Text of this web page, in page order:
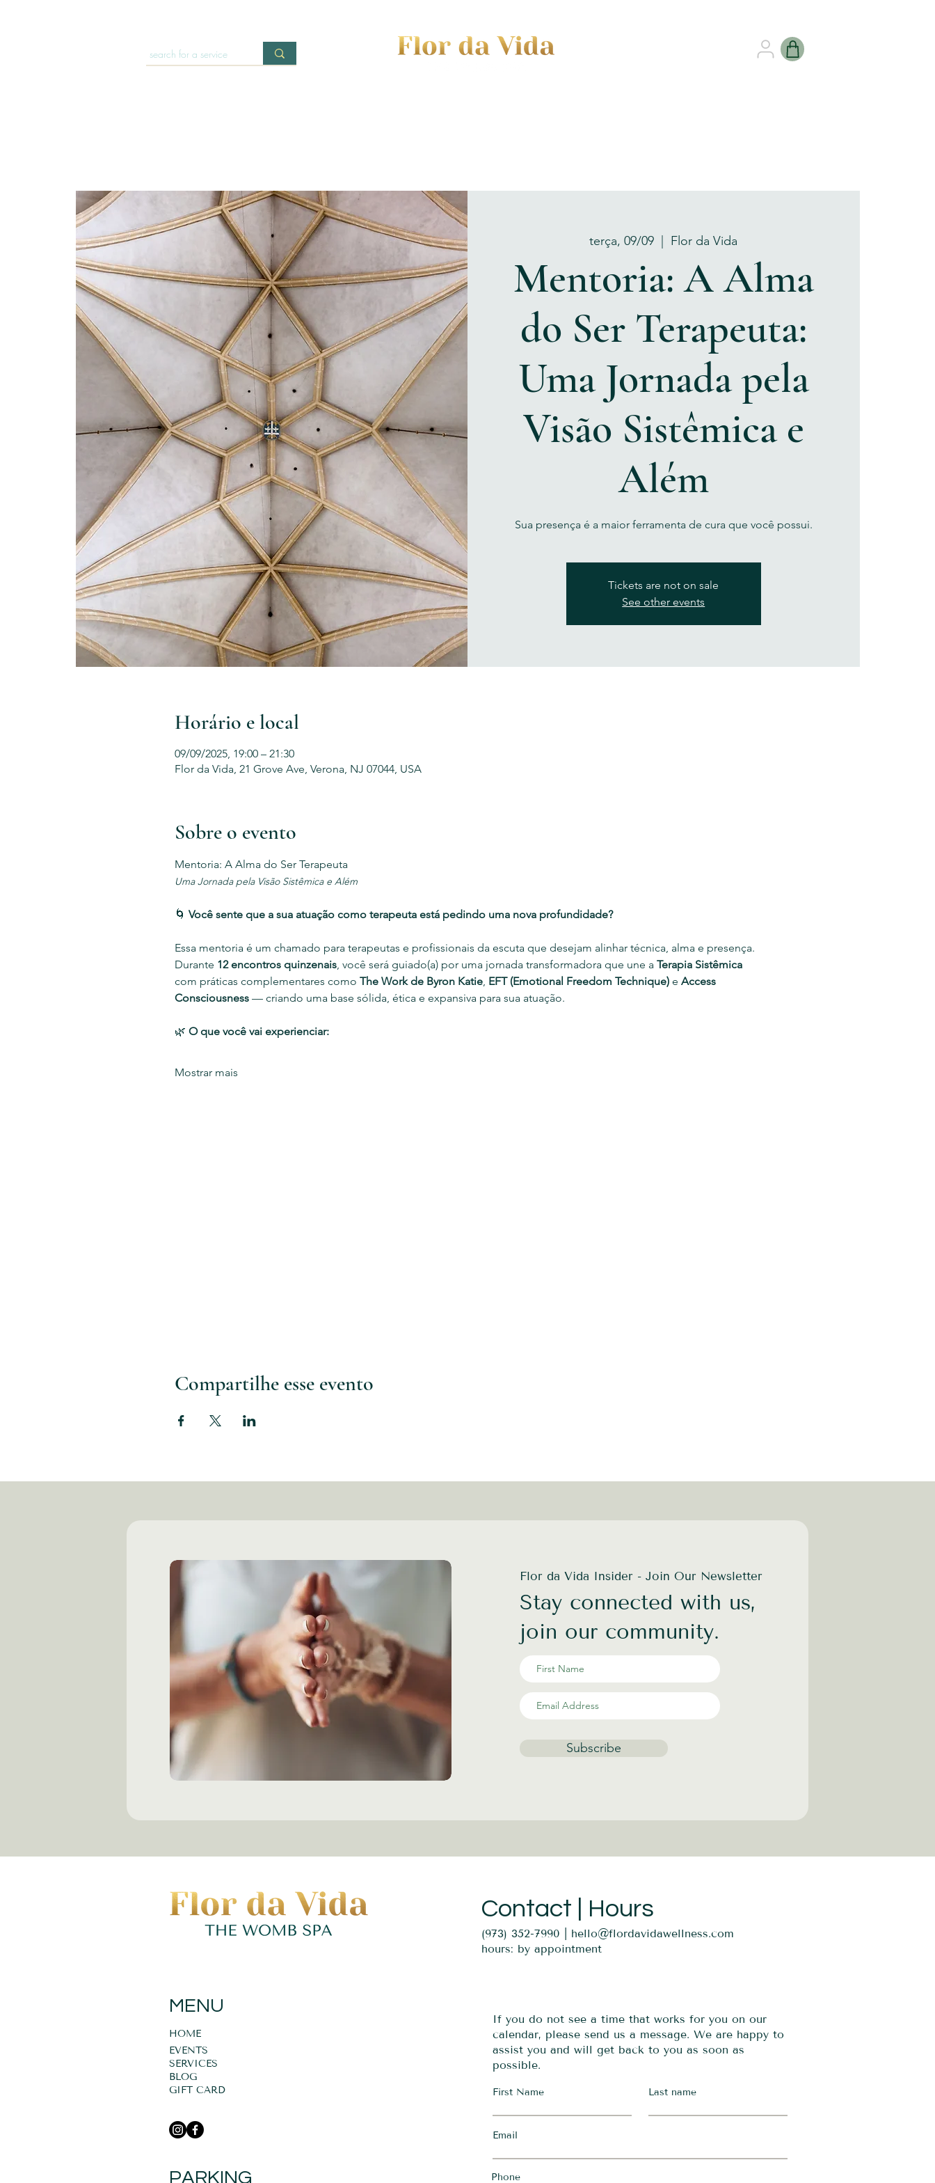
terça, 09/09 Flor da Vida
Mentoria: A Alma
do Ser Terapeuta:
Uma Jornada pela
Visão Sistêmica e
Além
Sua presença é a maior ferramenta de cura que você possui.
Tickets are not on sale
See other events
Horário e local
09/09/2025, 19:00 – 21:30
Flor da Vida, 21 Grove Ave, Verona, NJ 07044, USA
Sobre o evento
Mentoria: A Alma do Ser Terapeuta
Uma Jornada pela Visão Sistêmica e Além
🌀 Você sente que a sua atuação como terapeuta está pedindo uma nova profundidade?
Essa mentoria é um chamado para terapeutas e profissionais da escuta que desejam alinhar técnica, alma e presença.
Durante 12 encontros quinzenais, você será guiado(a) por uma jornada transformadora que une a Terapia Sistêmica
com práticas complementares como The Work de Byron Katie, EFT (Emotional Freedom Technique) e Access
Consciousness — criando uma base sólida, ética e expansiva para sua atuação.
🌿 O que você vai experienciar:
Mostrar mais
Compartilhe esse evento
Flor da Vida Insider - Join Our Newsletter
Stay connected with us,
join our community.
Subscribe
Contact | Hours
(973) 352-7990 | hello@flordavidawellness.com
hours: by appointment
If you do not see a time that works for you on our
calendar, please send us a message. We are happy to
assist you and will get back to you as soon as
possible.
First Name Last name
Email
Phone
MENU
HOME
EVENTS
GIFT CARD
SERVICES
BLOG
PARKING